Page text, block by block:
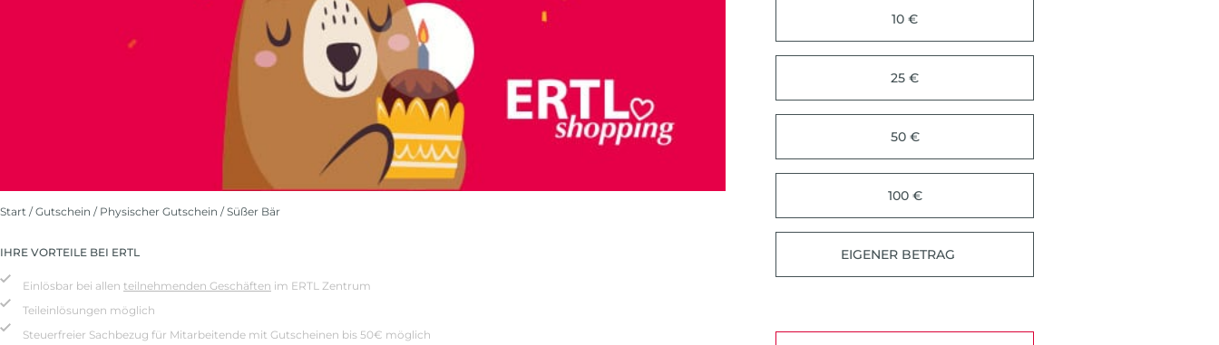
Start /Gutschein / Physischer Gutschein / Süßer Bär
IHRE VORTEILE BEI ERTL
Einlösbar bei allen teilnehmenden Geschäften im ERTL Zentrum
Teileinlösungen möglich
Steuerfreier Sachbezug für Mitarbeitende mit Gutscheinen bis 50€ möglich
10 €
25 €
50 €
100 €